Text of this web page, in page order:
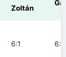
Zoltán
6:1 6:2